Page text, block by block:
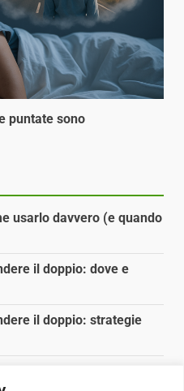
puntate sono
usarlo davvero (e quando
il doppio: dove e
il doppio: strategie